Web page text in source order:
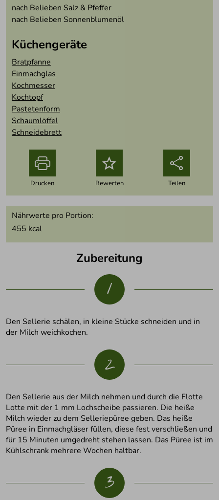
nach Belieben Salz & Pfeffer
nach Belieben Sonnenblumenöl
Küchengeräte
Bratpfanne
Einmachglas
Kochmesser
Kochtopf
Pastetenform
Schaumlöffel
Schneidebrett
Drucken
o
Bewerten Teilen
Nährwerte pro Portion:
455 kcal
Zubereitung
1
Den Sellerie schälen, in kleine Stücke schneiden und in
der Milch weichkochen.
2
Den Sellerie aus der Milch nehmen und durch die Flotte
Lotte mit der 1 mm Lochscheibe passieren. Die heiße
Milch wieder zu dem Selleriepüree geben. Das heiße
Püree in Einmachgläser füllen, diese fest verschließen und
für 15 Minuten umgedreht stehen lassen. Das Püree ist im
Kühlschrank mehrere Wochen haltbar.
3